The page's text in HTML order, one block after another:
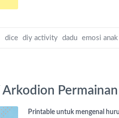
dice diy activity dadu emosi anak
Permainan
Printable untuk mengenal